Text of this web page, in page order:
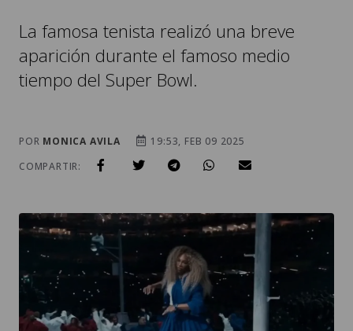
La famosa tenista realizó una breve
aparición durante el famoso medio
tiempo del Super Bowl.
POR MONICA AVILA
19:53, FEB 09 2025
COMPARTIR: